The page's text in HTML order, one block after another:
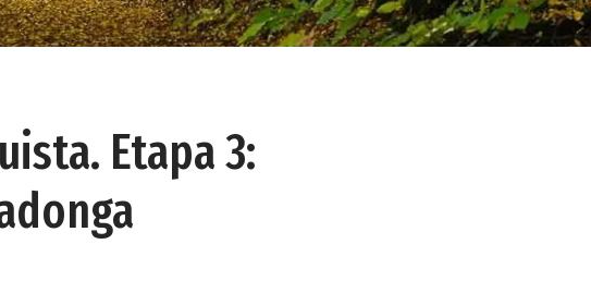
Etapa 3: